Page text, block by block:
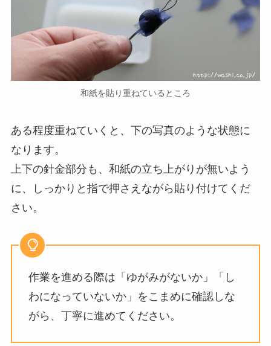
和紙を貼り重ねているところ
ある程度重ねていくと、下の写真のような状態に
なります。
上下の針金部分も、和紙の立ち上がりが無いよう
に、しっかりと指で押さえながら貼り付けてくだ
さい。
作業を進める際は「ゆがみがないか」「し
わになっていないか」をこまめに確認しな
がら、丁寧に進めてください。